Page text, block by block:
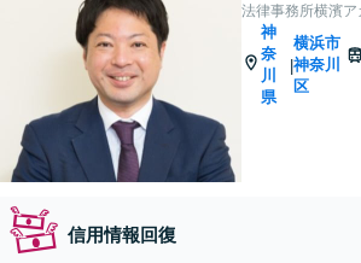
法律事務所横濱ア
神
奈
川
県
|
横浜市
神奈川
区
信用情報回復